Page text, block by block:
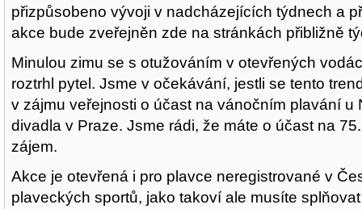
přizpůsobeno vývoji v nadcházejících týdnech a
akce bude zveřejněn zde na stránkách přibližně
Minulou zimu se s otužováním v otevřených
roztrhl pytel. Jsme v očekávání, jestli se tento
v zájmu veřejnosti o účast na vánočním plavání u
divadla v Praze. Jsme rádi, že máte o účast na
zájem.
Akce je otevřená i pro plavce neregistrované v
plaveckých sportů, jako takoví ale musíte